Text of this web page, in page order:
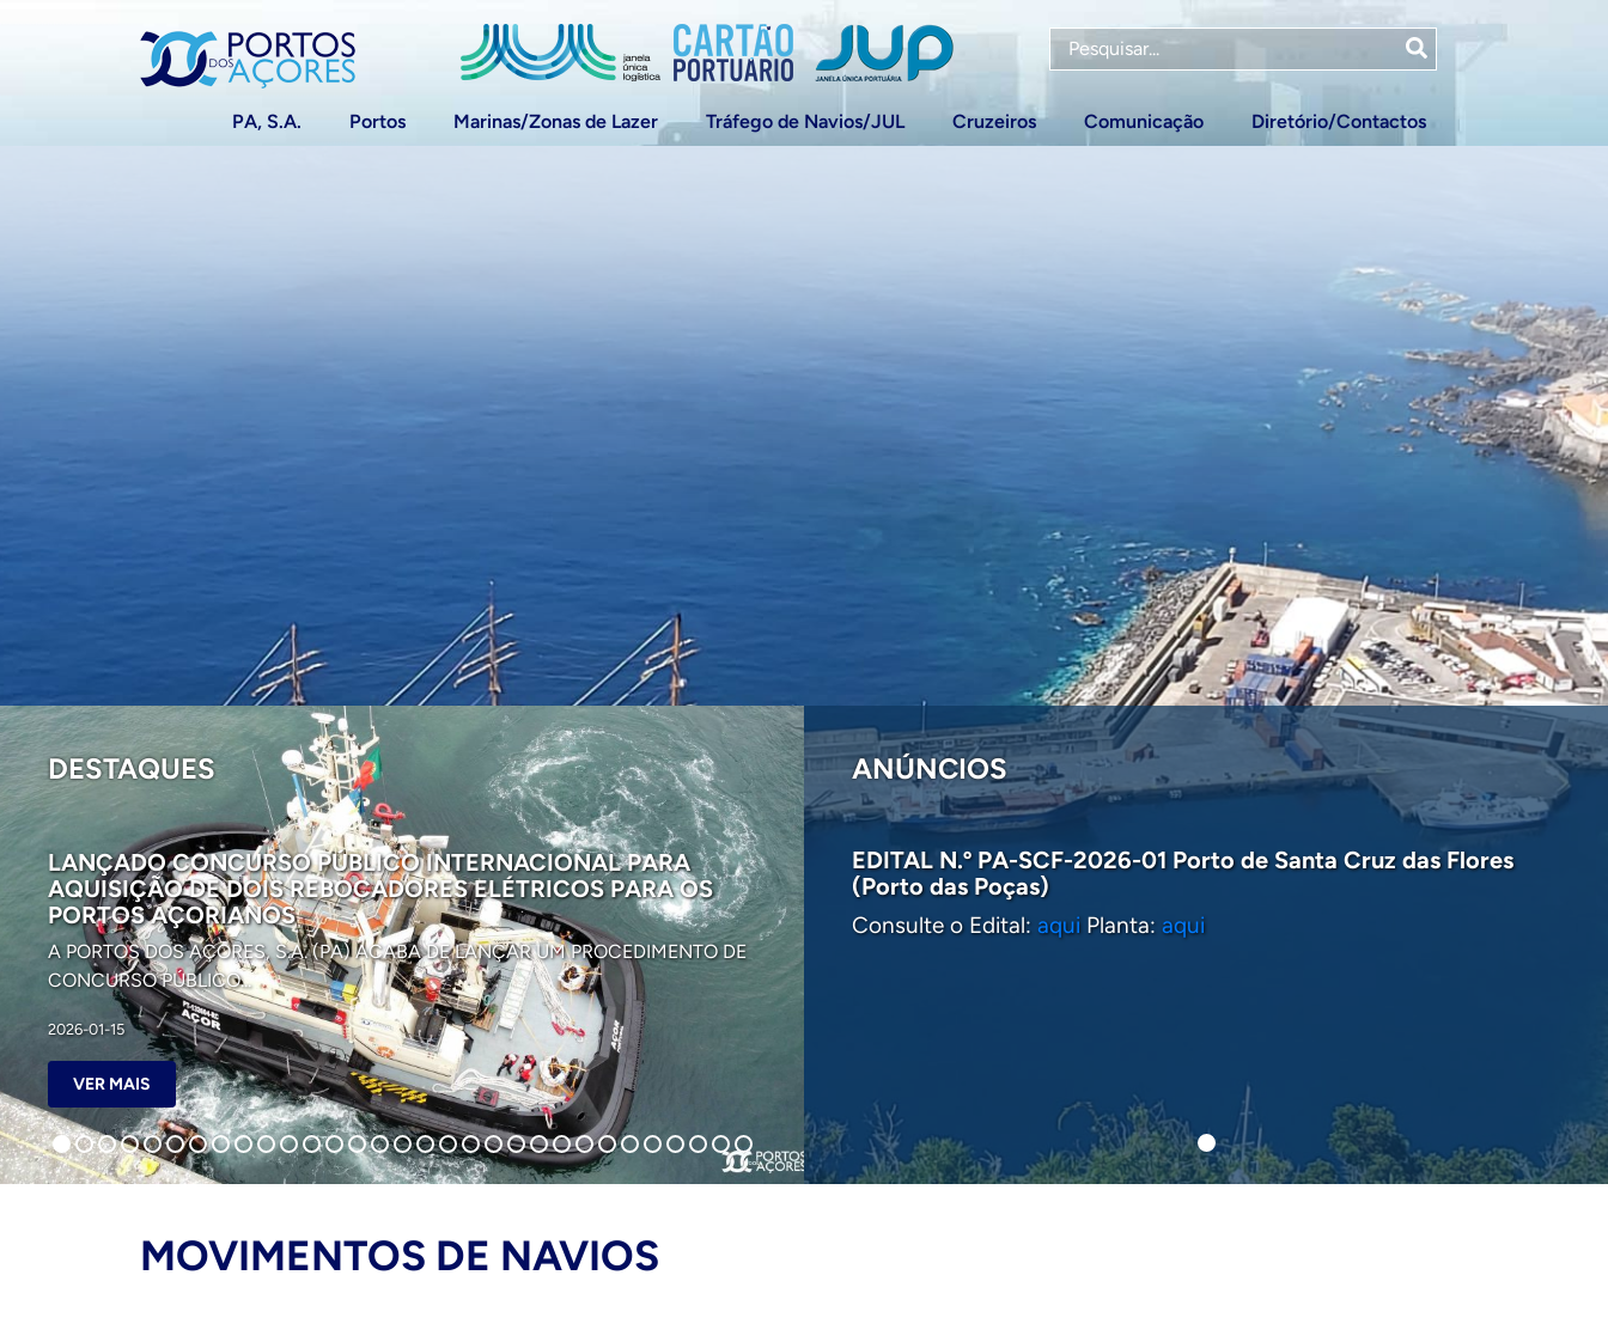
PA, S.A. Portos Marinas/Zonas de Lazer Tráfego de Navios/JUL Cruzeiros Comunicação Diretório/Contactos
DESTAQUES
LANÇADO CONCURSO PÚBLICO INTERNACIONAL PARA
AQUISIÇÃO DE DOIS REBOCADORES ELÉTRICOS PARA OS
PORTOS AÇORIANOS
A PORTOS DOS AÇORES, S.A. (PA) ACABA DE LANÇAR UM PROCEDIMENTO DE
CONCURSO PÚBLICO...
2026-01-15
VER MAIS
NOTA PÚBLICA - OPERAÇÃO DO NAVIO DE CRUZEIROS
“ARTANIA” NO PORTO DA HORTA (28 DE OUTUBRO)
TENDO PRESENTE AS VARIADAS DÚVIDAS E PEDIDOS DE INFORMAÇÃO
ANÚNCIOS
EDITAL N.º PA-SCF-2026-01 Porto de Santa Cruz das Flores
(Porto das Poças)
Consulte o Edital: aquiPlanta: aqui
MOVIMENTOS DE NAVIOS